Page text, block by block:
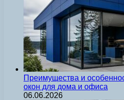
Преимущества и
окон для дома и офиса
06.06.2026